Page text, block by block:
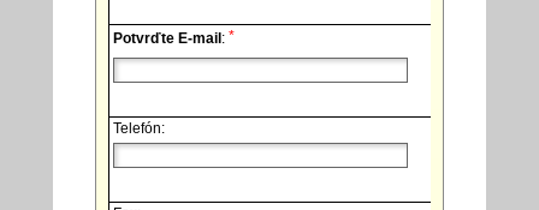
Potvrďte E-mail: *
Telefón: